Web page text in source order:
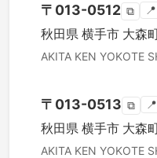
〒 013-0512 ⧉ 📍
秋田県 横手市 大森
AKITA KEN YOKOTE
〒 013-0513 ⧉ 📍
秋田県 横手市 大森
AKITA KEN YOKOTE